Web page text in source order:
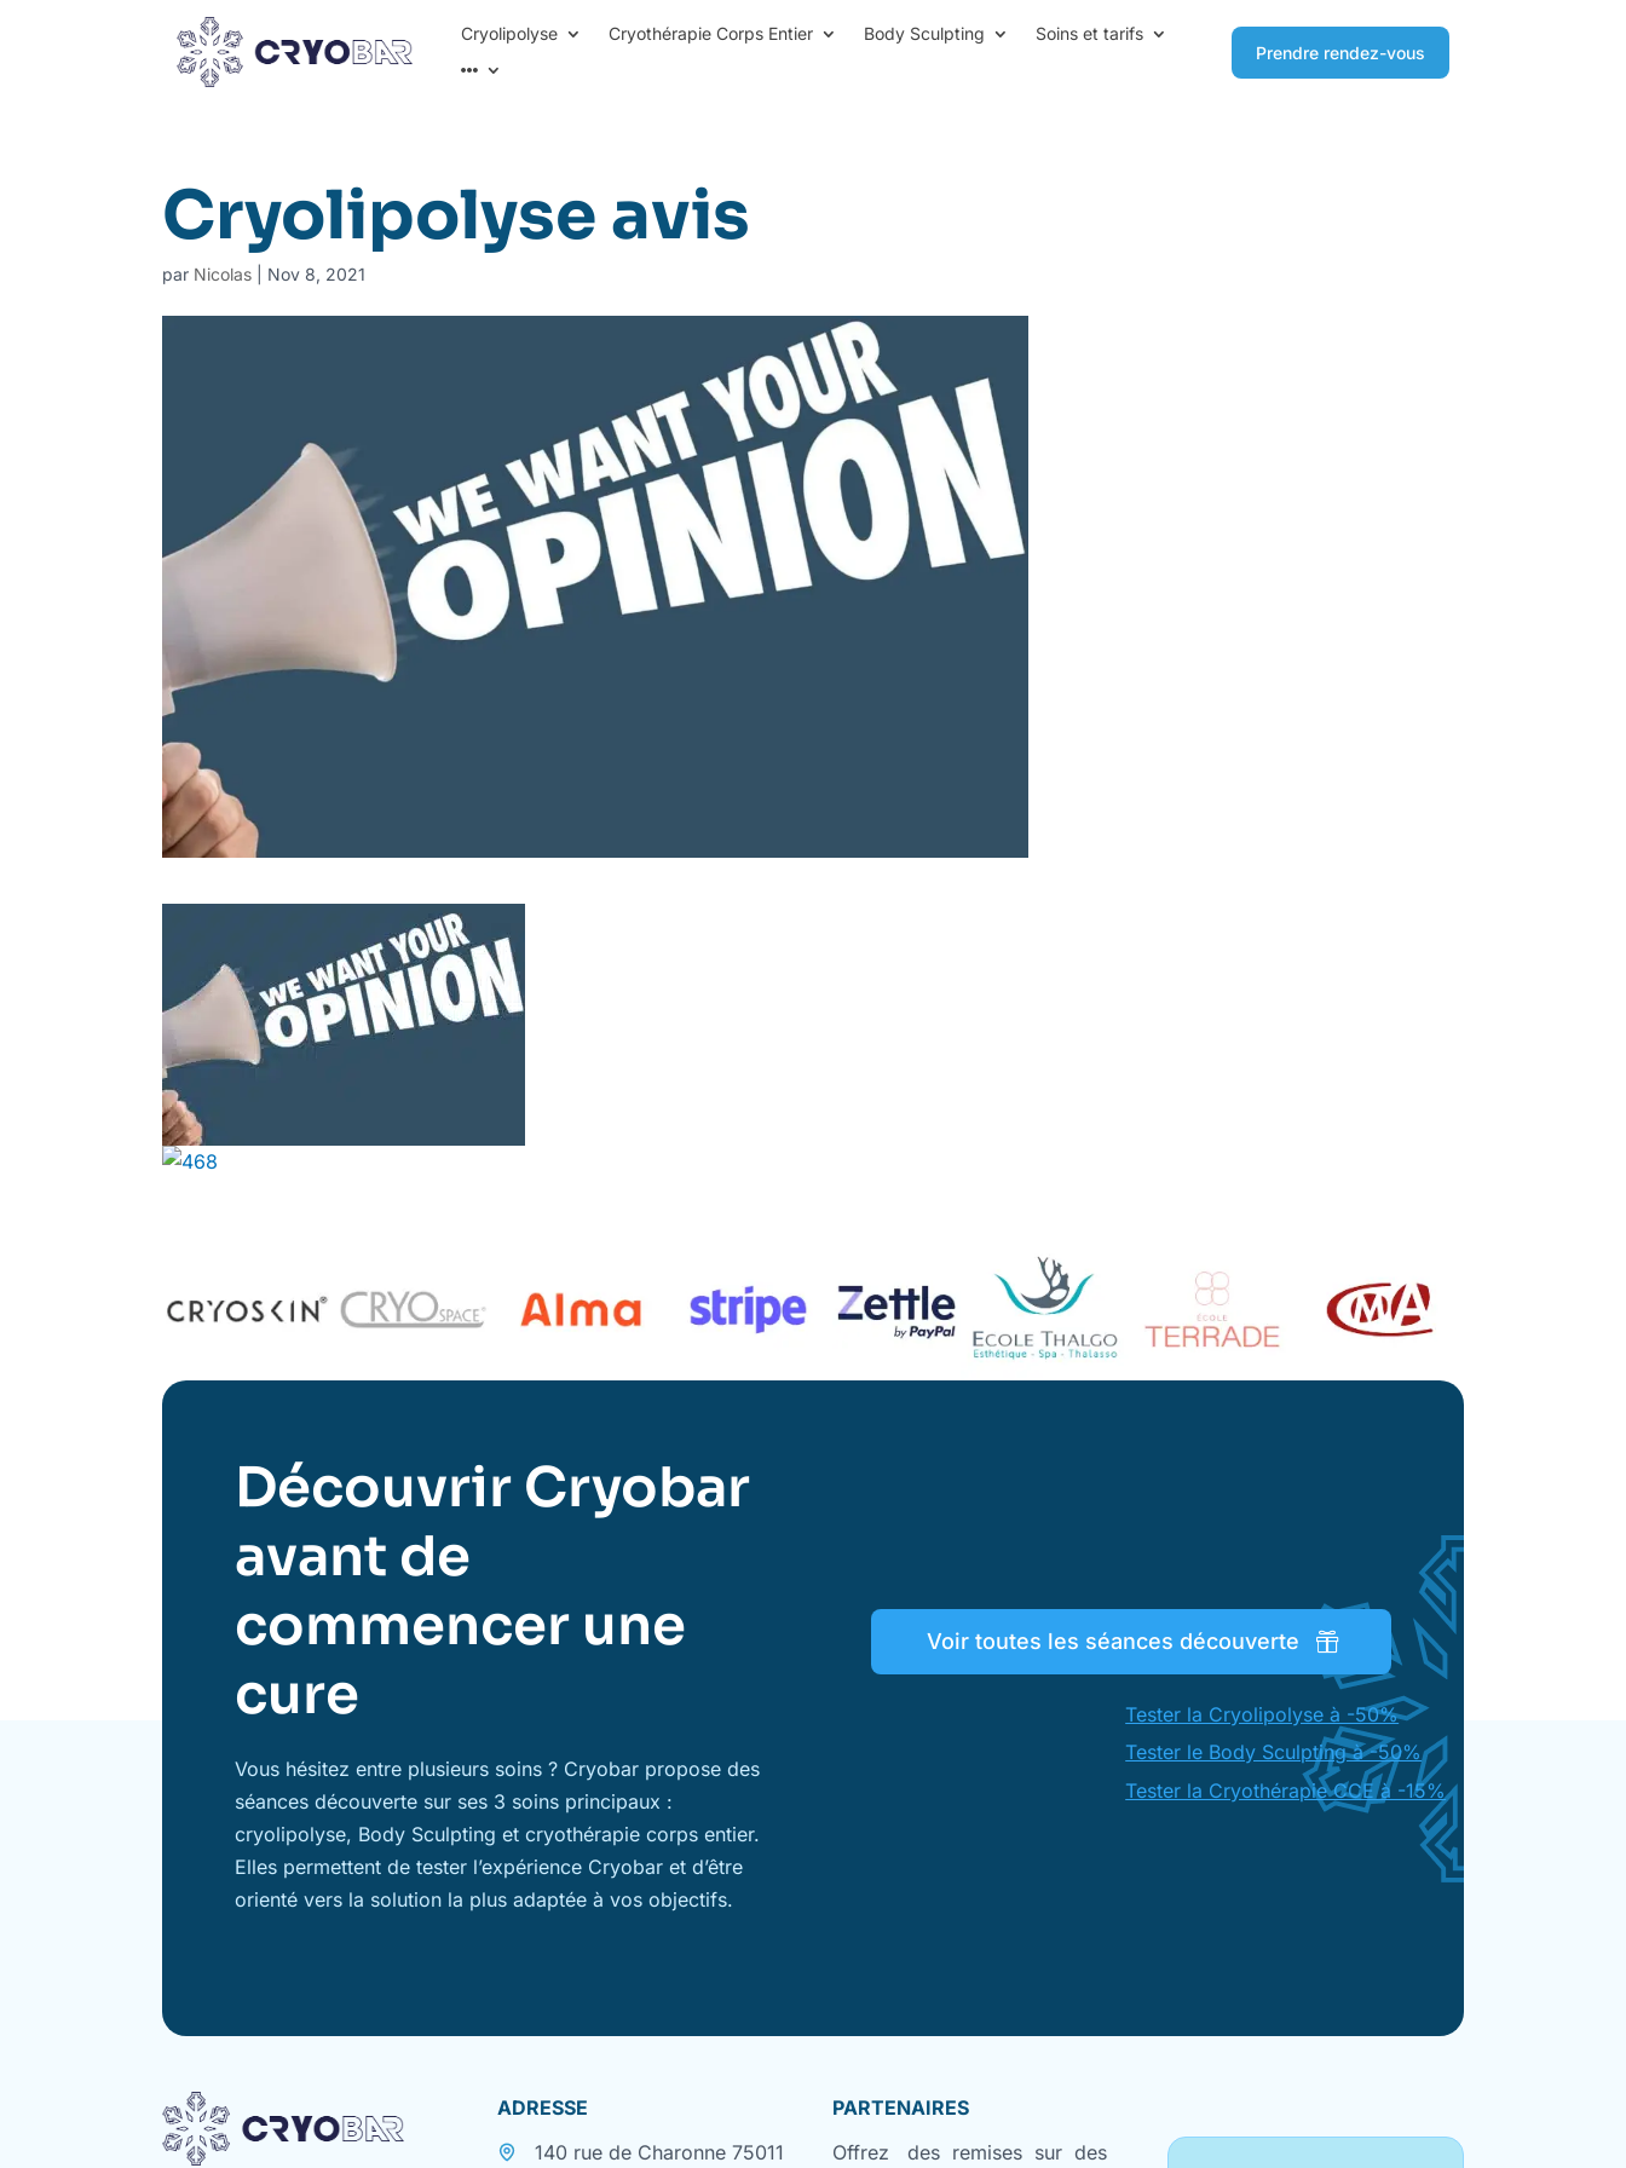
Cryolipolyse Cryothérapie Corps Entier Body Sculpting
Soins et tarifs
Prendre rendez-vous
Cryolipolyse avis
par Nicolas Nov 8, 2021
Découvrir Cryobar
avant de
commencer une
cure
Vous hésitez entre plusieurs soins ? Cryobar propose des
séances découverte sur ses 3 soins principaux :
cryolipolyse, Body Sculpting et cryothérapie corps entier.
Elles permettent de tester l’expérience Cryobar et d’être
orienté vers la solution la plus adaptée à vos objectifs.
Voir toutes les séances découverte
Tester la Cryolipolyse à -50%
Tester le Body Sculpting à -50%
Tester la Cryothérapie CCE à -15%
ADRESSE
140 rue de Charonne 75011
PARTENAIRES
Offrez des remises sur des